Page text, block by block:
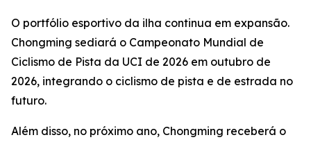
O portfólio esportivo da ilha continua em expansão.
Chongming sediará o Campeonato Mundial de
Ciclismo de Pista da UCI de 2026 em outubro de
2026, integrando o ciclismo de pista e de estrada no
futuro.
Além disso, no próximo ano, Chongming receberá o